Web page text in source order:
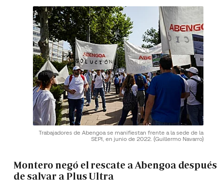
Trabajadores de Abengoa se manifiestan frente a la sede de la
SEPI, en junio de 2022. (Guillermo Navarro)
Montero negó el rescate a Abengoa después
de salvar a Plus Ultra